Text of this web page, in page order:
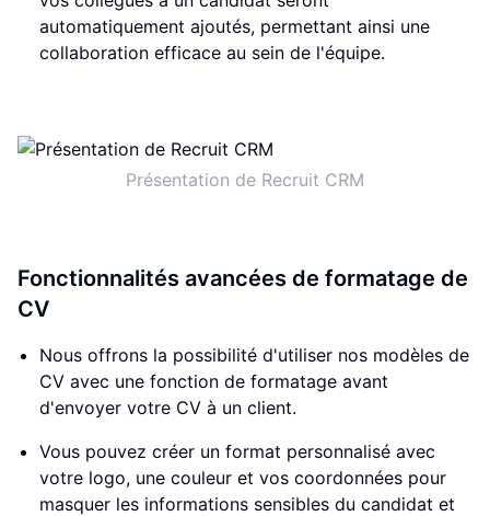
automatiquement ajoutés, permettant ainsi une
collaboration efficace au sein de l'équipe.
Présentation de Recruit CRM
Fonctionnalités avancées de formatage de
CV
Nous offrons la possibilité d'utiliser nos modèles de
CV avec une fonction de formatage avant
d'envoyer votre CV à un client.
Vous pouvez créer un format personnalisé avec
votre logo, une couleur et vos coordonnées pour
masquer les informations sensibles du candidat et